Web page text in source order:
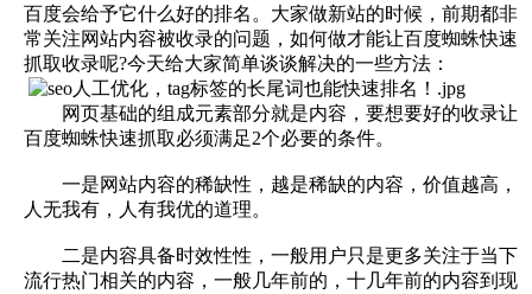
百度会给予它什么好的排名。大家做新站的时候，前期都非
常关注网站内容被收录的问题，如何做才能让百度蜘蛛快速
抓取收录呢?今天给大家简单谈谈解决的一些方法：
网页基础的组成元素部分就是内容，要想要好的收录让
百度蜘蛛快速抓取必须满足2个必要的条件。
一是网站内容的稀缺性，越是稀缺的内容，价值越高，
人无我有，人有我优的道理。
二是内容具备时效性性，一般用户只是更多关注于当下
流行热门相关的内容，一般几年前的，十几年前的内容到现